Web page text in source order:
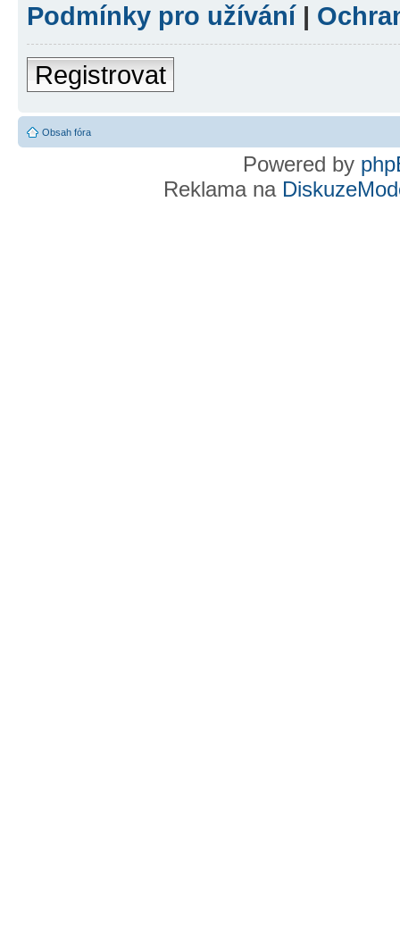
Podmínky pro užívání |
Registrovat
Obsah fóra
Powered by
Reklama na